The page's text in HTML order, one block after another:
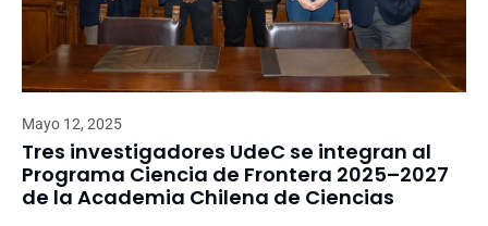
Mayo 12, 2025
Tres investigadores UdeC se integran al
Programa Ciencia de Frontera 2025–2027
de la Academia Chilena de Ciencias